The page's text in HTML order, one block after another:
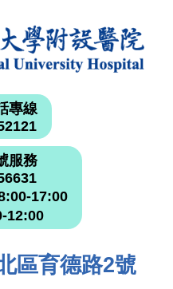
專線
服務
17:00
12:00
區育德路2號